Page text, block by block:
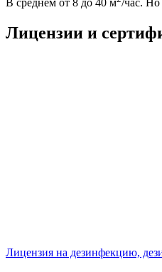
В среднем от 8 до 40 м /час. Но
Лицензии и
Лицензия на дезинфекцию,